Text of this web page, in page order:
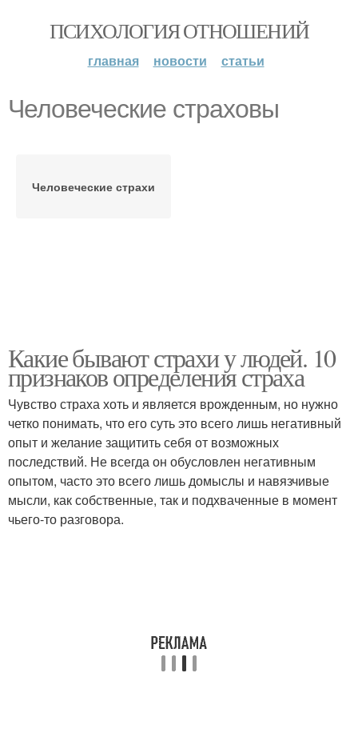
ПСИХОЛОГИЯ ОТНОШЕНИЙ
главная новости статьи
Человеческие страховы
Человеческие страхи
Какие бывают страхи у людей. 10
признаков определения страха
Чувство страха хоть и является врожденным, но нужно
четко понимать, что его суть это всего лишь негативный
опыт и желание защитить себя от возможных
последствий. Не всегда он обусловлен негативным
опытом, часто это всего лишь домыслы и навязчивые
мысли, как собственные, так и подхваченные в момент
чьего-то разговора.